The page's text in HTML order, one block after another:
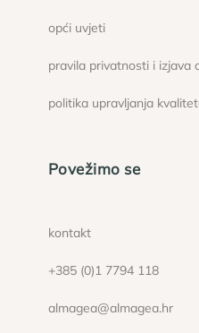
opći uvjeti
pravila privatnosti i izjava
politika upravljanja
Povežimo se
kontakt
+385 (0)1 7794 118
almagea@almagea.hr